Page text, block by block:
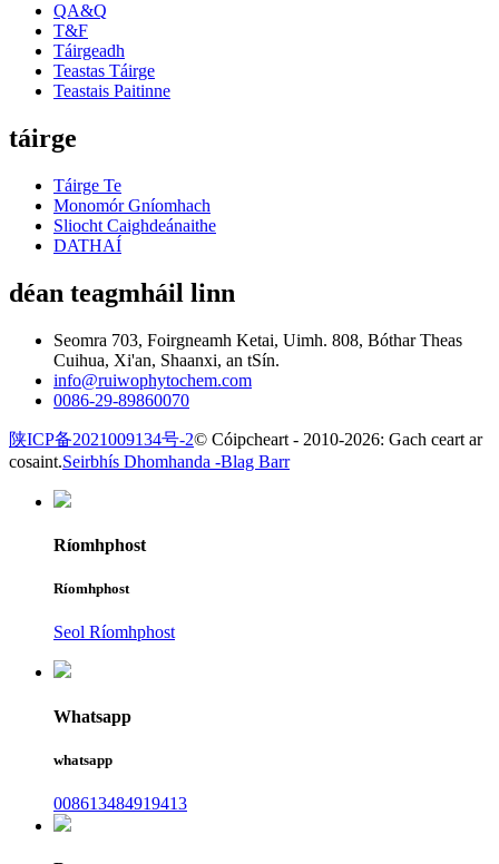
QA&Q
T&F
Táirgeadh
Teastas Táirge
Teastais Paitinne
táirge
Táirge Te
Monomór Gníomhach
Sliocht Caighdeánaithe
DATHAÍ
déan teagmháil linn
Seomra 703, Foirgneamh Ketai, Uimh. 808, Bóthar Theas
Cuihua, Xi'an, Shaanxi, an tSín.
info@ruiwophytochem.com
0086-29-89860070
陕ICP备2021009134号-2© Cóipcheart - 2010-2026: Gach ceart ar
cosaint.Seirbhís Dhomhanda -Blag Barr
Ríomhphost
Ríomhphost
Seol Ríomhphost
Whatsapp
whatsapp
008613484919413